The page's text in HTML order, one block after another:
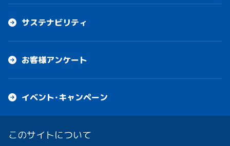
サステナビリティ
お客様アンケート
イベント・キャンペーン
このサイトについて